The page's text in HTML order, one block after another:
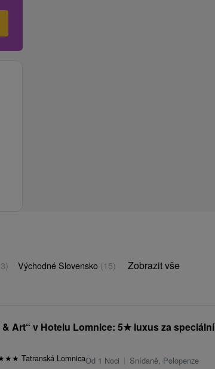
Východné Slovensko (15) Zobrazit vše
Art“ v Hotelu Lomnice: 5★ luxus za speciální
★★ Tatranská LomnicaOd 1 Noci
Snídaně, Polopenze